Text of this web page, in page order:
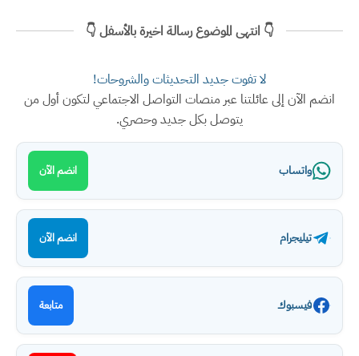
👇 انتهى الموضوع رسالة اخيرة بالأسفل 👇
لا تفوت جديد التحديثات والشروحات!
انضم الآن إلى عائلتنا عبر منصات التواصل الاجتماعي لتكون أول من
يتوصل بكل جديد وحصري.
واتساب انضم الآن
تيليجرام انضم الآن
فيسبوك متابعة